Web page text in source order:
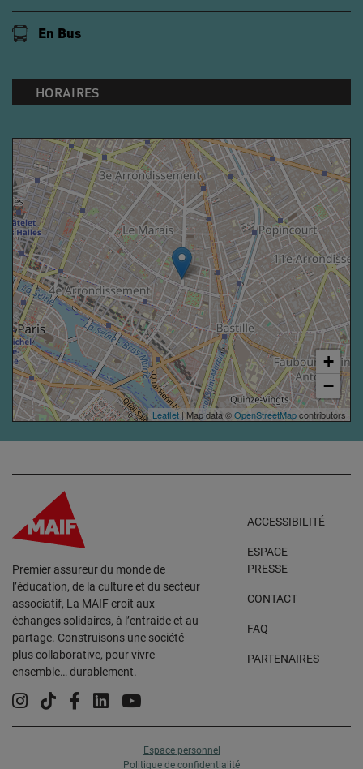
En Bus
HORAIRES
+
−
Leaflet | Map data ©OpenStreetMapcontributors
Premier assureur du monde de
l’éducation, de la culture et du secteur
associatif, La MAIF croit aux
échanges solidaires, à l’entraide et au
partage. Construisons une société
plus collaborative, pour vivre
ensemble… durablement.
ACCESSIBILITÉ
ESPACE
PRESSE
CONTACT
FAQ
PARTENAIRES
Instagram
TiktokFacebook
LinkedinYouTube
Espace personnel
Politique de confidentialité